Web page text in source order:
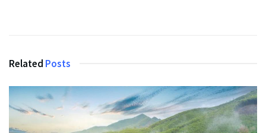
Related Posts